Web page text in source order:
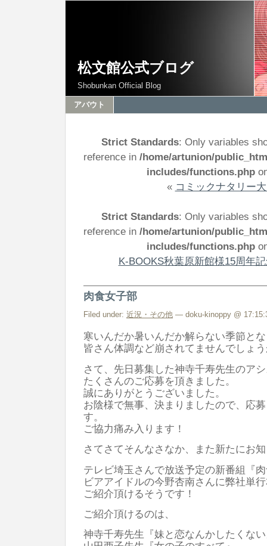
松文館公式ブログ
Shobunkan Official Blog
アバウト
Strict Standards: Only variables
reference in /home/artunion/
includes/functions.php
« コミックナタリー
Strict Standards: Only variables
reference in /home/artunion/
includes/functions.php
K-BOOKS秋葉原新館様15周年
肉食女子部
Filed under: 近況・その他 — doku-kinoppy @
寒いんだか暑いんだか解らない季節と
皆さん体調など崩されてませんでしょ
さて、先日募集した神寺千寿先生のア
たくさんのご応募を頂きました。
誠にありがとうございました。
お陰様で無事、決まりましたので、応
す。
ご協力痛み入ります！
さてさてそんなさなか、また新たにお
テレビ埼玉さんで放送予定の新番組『
ビアアイドルの今野杏南さんに弊社単
ご紹介頂けるそうです！
ご紹介頂けるのは、
神寺千寿先生『妹と恋なんかしたくな